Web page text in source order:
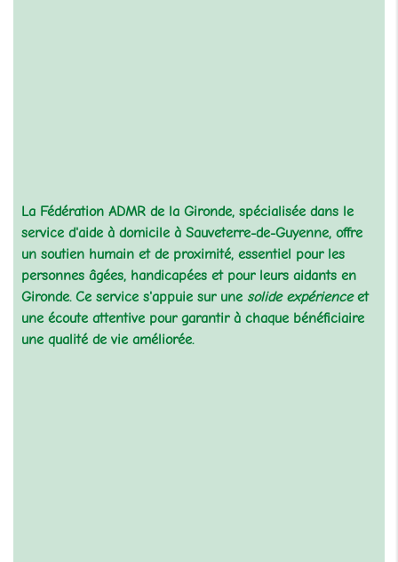
La Fédération ADMR de la Gironde, spécialisée dans le
service d'aide à domicile à Sauveterre-de-Guyenne, offre
un soutien humain et de proximité, essentiel pour les
personnes âgées, handicapées et pour leurs aidants en
Gironde. Ce service s'appuie sur une solide expérienceet
une écoute attentive pour garantir à chaque bénéficiaire
une qualité de vie améliorée.